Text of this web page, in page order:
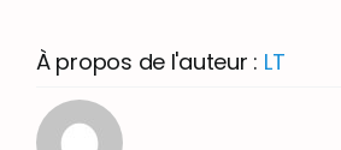
À propos de l'auteur : LT